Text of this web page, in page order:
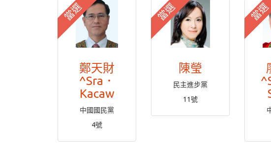
當選
鄭天財
^Sra．
Kacaw
中國國民黨
4號
當選
陳瑩
民主進步黨
11號
當選